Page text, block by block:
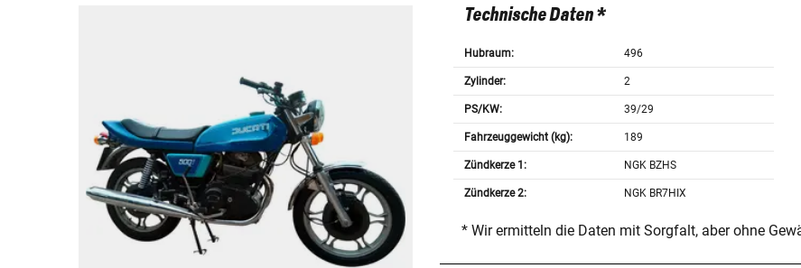
Technische Daten *
Hubraum: 496
Zylinder: 2
PS/KW: 39/29
Fahrzeuggewicht (kg): 189
Zündkerze 1: NGK BZHS
Zündkerze 2: NGK BR7HIX
* Wir ermitteln die Daten mit Sorgfalt, aber ohne